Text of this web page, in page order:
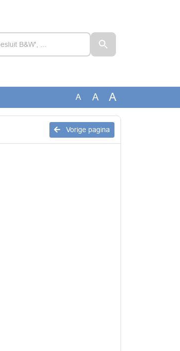
A A A
Vorige pagina